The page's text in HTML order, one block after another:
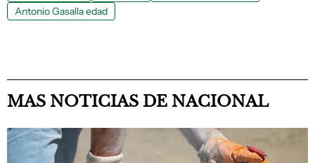
Antonio Gasalla edad
MAS NOTICIAS DE NACIONAL